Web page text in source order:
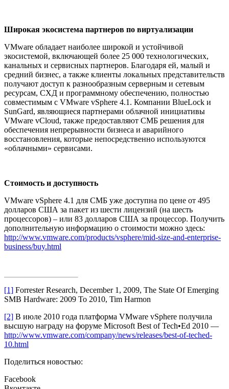
Широкая экосистема партнеров по виртуализации
VMware обладает наиболее широкой и устойчивой
экосистемой, включающей более 25 000 технологических,
канальных и сервисных партнеров. Благодаря ей, малый и
средний бизнес, а также клиенты локальных представительств
получают доступ к разнообразным серверным и сетевым
ресурсам, СХД и программному обеспечению, полностью
совместимым с VMware vSphere 4.1. Компании BlueLock и
SunGard, являющиеся партнерами облачной инициативы
VMware vCloud, также предоставляют СМБ решения для
обеспечения непрерывности бизнеса и аварийного
восстановления, которые непосредственно используются
«облачными» сервисами.
Стоимость и доступность
VMware vSphere 4.1 для СМБ уже доступна по цене от 495
долларов США за пакет из шести лицензий (на шесть
процессоров) – или 83 долларов США за процессор. Получить
дополнительную информацию о стоимости можно здесь:
http://www.vmware.com/products/vsphere/mid-size-and-enterprise-
business/buy.html
[1] Forrester Research, December 1, 2009, The State Of Emerging
SMB Hardware: 2009 To 2010, Tim Harmon
[2] В июле 2010 года платформа VMware vSphere получила
высшую награду на форуме Microsoft Best of Tech•Ed 2010 —
http://www.vmware.com/company/news/releases/best-of-teched-
10.html
Поделиться новостью:
Facebook